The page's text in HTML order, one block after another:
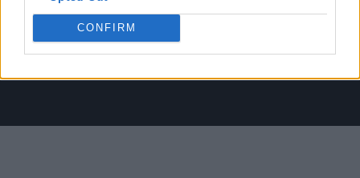
CONFIRM
"Juventus Magazine" non è una testata giornalistica, ma un sito di informazione di
proprietà di Napoli Magazine, e non è in alcun modo collegato alla Juventus S.p.A., che
ne detiene tutti i marchi e diritti.